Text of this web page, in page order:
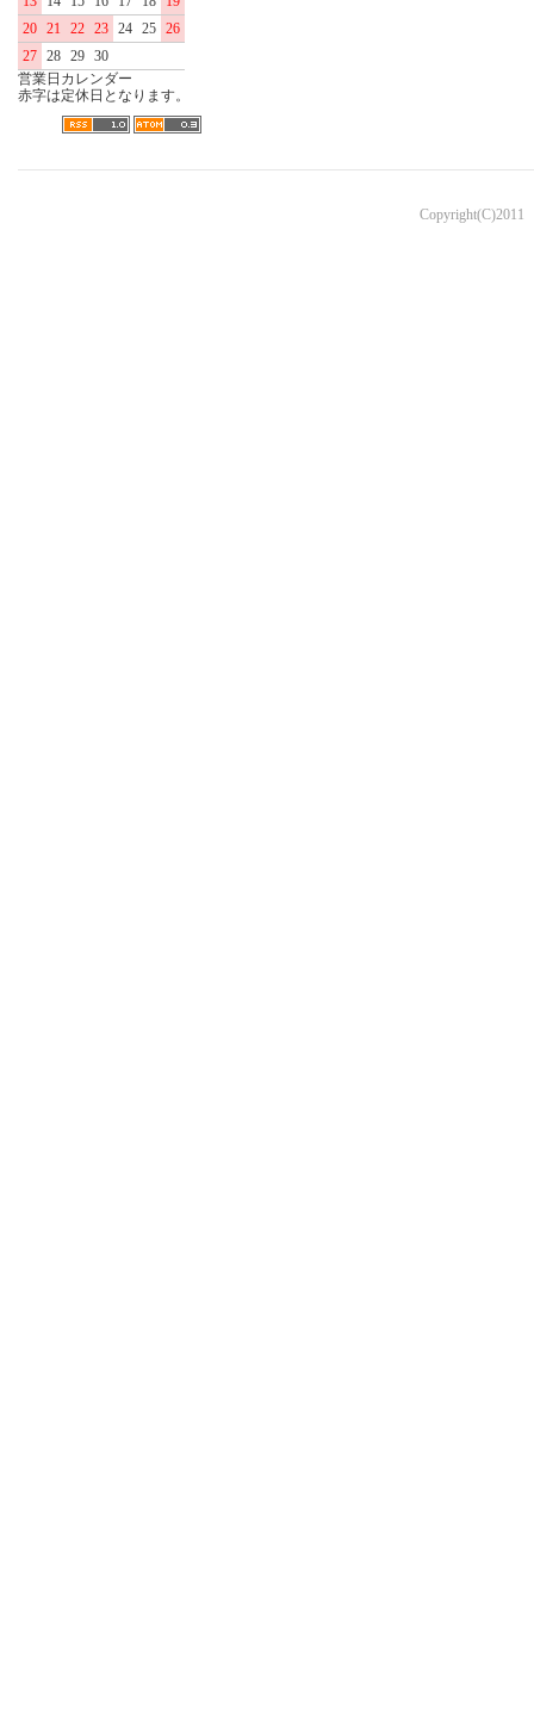
20 21 22 23 24 25 26
27 28 29 30
営業日カレンダー
赤字は定休日となります。